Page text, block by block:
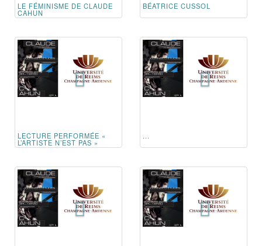
LE FÉMINISME DE CLAUDE
CAHUN
BÉATRICE CUSSOL
LECTURE PERFORMÉE «
L’ARTISTE N’EST PAS »
...